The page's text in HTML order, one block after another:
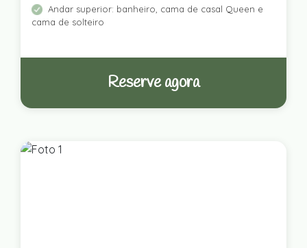
Andar superior: banheiro, cama de casal Queen e
cama de solteiro
Reserve agora